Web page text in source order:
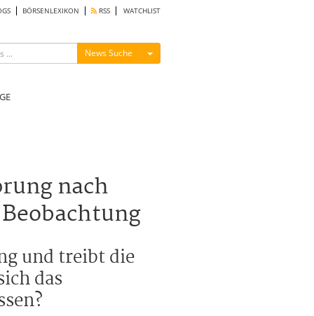
BÖRSENLEXIKON RSS WATCHLIST
News Suche Menü ein-/ausblenden
nach
und treibt die
das